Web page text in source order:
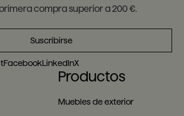
compra superior a 200 €.
Suscribirse
FacebookLinkedInX
Productos
Muebles de exterior